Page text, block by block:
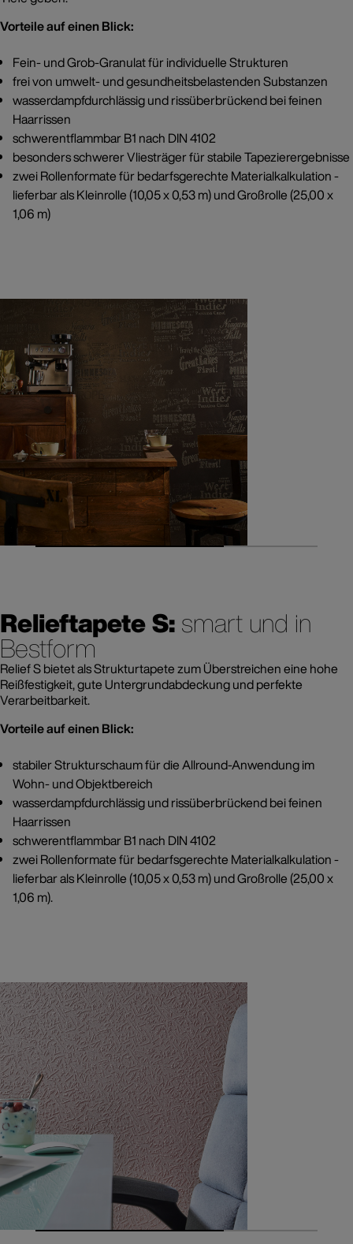
Vorteile auf einen Blick:
Fein- und Grob-Granulat für individuelle Strukturen
frei von umwelt- und gesundheitsbelastenden Substanzen
wasserdampfdurchlässig und rissüberbrückend bei feinen
Haarrissen
schwerentflammbar B1 nach DIN 4102
besonders schwerer Vliesträger für stabile Tapezierergebnisse
zwei Rollenformate für bedarfsgerechte Materialkalkulation -
lieferbar als Kleinrolle (10,05 x 0,53 m) und Großrolle (25,00 x
1,06 m)
Relieftapete S:smart und in
Bestform
Relief S bietet als Strukturtapete zum Überstreichen eine hohe
Reißfestigkeit, gute Untergrundabdeckung und perfekte
Verarbeitbarkeit.
Vorteile auf einen Blick:
stabiler Strukturschaum für die Allround-Anwendung im
Wohn- und Objektbereich
wasserdampfdurchlässig und rissüberbrückend bei feinen
Haarrissen
schwerentflammbar B1 nach DIN 4102
zwei Rollenformate für bedarfsgerechte Materialkalkulation -
lieferbar als Kleinrolle (10,05 x 0,53 m) und Großrolle (25,00 x
1,06 m).